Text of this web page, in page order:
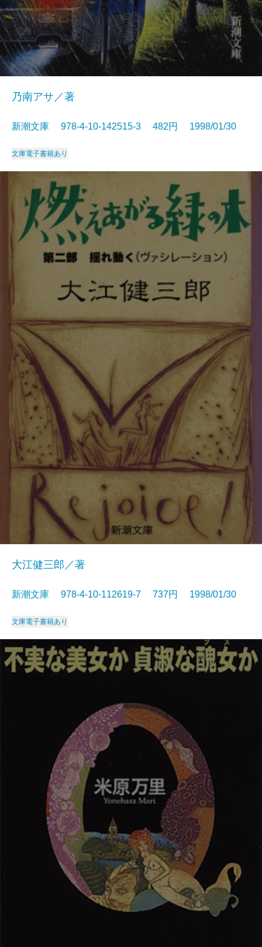
乃南アサ／著
新潮文庫 978-4-10-142515-3 482円 1998/01/30
文庫電子書籍あり
大江健三郎／著
新潮文庫 978-4-10-112619-7 737円 1998/01/30
文庫電子書籍あり